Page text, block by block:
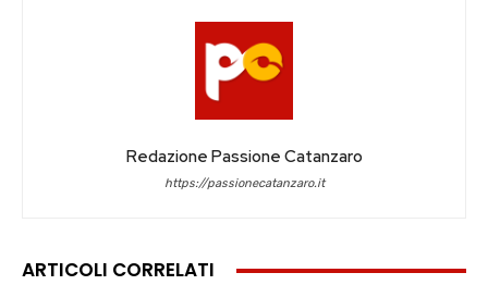
Redazione Passione Catanzaro
https://passionecatanzaro.it
ARTICOLI CORRELATI